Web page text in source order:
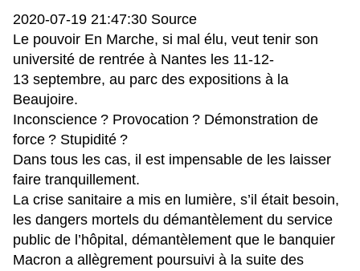
2020-07-19 21:47:30 Source
Le pouvoir En Marche, si mal élu, veut tenir son
université de rentrée à Nantes les 11-12-
13 septembre, au parc des expositions à la
Beaujoire.
Inconscience ? Provocation ? Démonstration de
force ? Stupidité ?
Dans tous les cas, il est impensable de les laisser
faire tranquillement.
La crise sanitaire a mis en lumière, s’il était besoin,
les dangers mortels du démantèlement du service
public de l’hôpital, démantèlement que le banquier
Macron a allègrement poursuivi à la suite des